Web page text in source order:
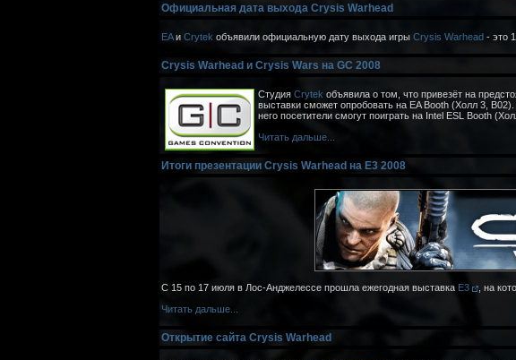
Официальная дата выхода Crysis Warhead
EAи Crytek объявили официальную дату выхода игры Crysis Warhead- это
Crysis Warhead и Crysis Wars на GC 2008
Студия Crytek объявила о том, что привезёт на
выставки сможет опробовать на EA Booth (Холл 3,
него посетители смогут поиграть на Intel ESL Booth
Читать дальше...
Итоги презентации Crysis Warhead на E3 2008
C 15 по 17 июля в Лос-Анджелессе прошла ежегодная выставка E3 , на
Читать дальше...
Открытие сайта Crysis Warhead